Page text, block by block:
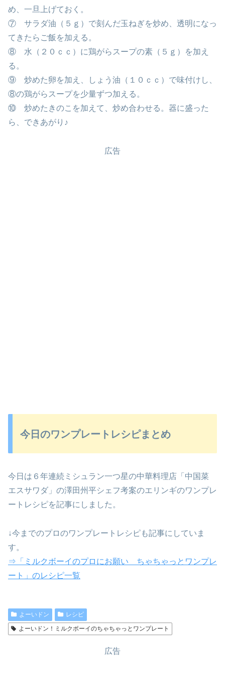
め、一旦上げておく。
⑦ サラダ油（５ｇ）で刻んだ玉ねぎを炒め、透明になっ
てきたらご飯を加える。
⑧ 水（２０ｃｃ）に鶏がらスープの素（５ｇ）を加え
る。
⑨ 炒めた卵を加え、しょう油（１０ｃｃ）で味付けし、
⑧の鶏がらスープを少量ずつ加える。
⑩ 炒めたきのこを加えて、炒め合わせる。器に盛った
ら、できあがり♪
広告
今日のワンプレートレシピまとめ
今日は６年連続ミシュラン一つ星の中華料理店「中国菜
エスサワダ」の澤田州平シェフ考案のエリンギのワンプレ
ートレシピを記事にしました。
↓今までのプロのワンプレートレシピも記事にしていま
す。
⇒「ミルクボーイのプロにお願い ちゃちゃっとワンプレ
ート」のレシピ一覧
よーいドン
レシピ
よーいドン！ミルクボーイのちゃちゃっとワンプレート
広告